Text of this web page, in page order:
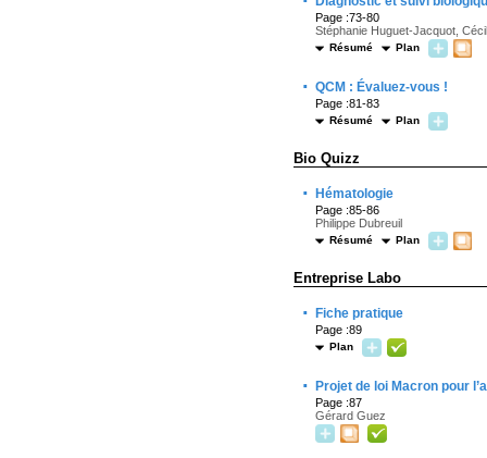
Page :73-80
Stéphanie Huguet-Jacquot,
Résumé Plan
· QCM : Évaluez-vous !
Page :81-83
Résumé Plan
Bio Quizz
· Hématologie
Page :85-86
Philippe Dubreuil
Résumé Plan
Entreprise Labo
· Fiche pratique
Page :89
Plan
· Projet de loi Macron pour
Page :87
Gérard Guez